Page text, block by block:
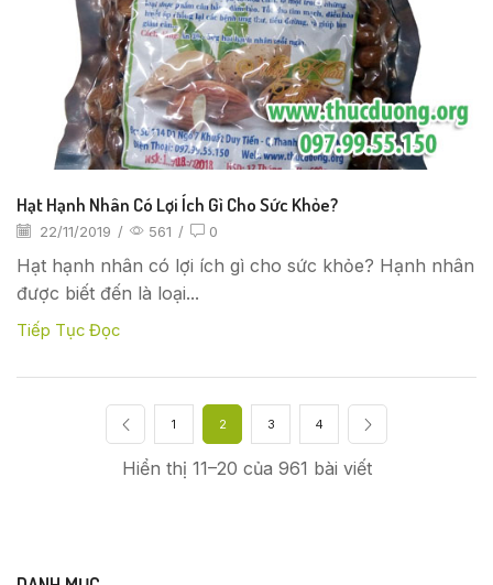
Hạt Hạnh Nhân Có Lợi Ích Gì Cho Sức Khỏe?
22/11/2019 / 561 / 0
Hạt hạnh nhân có lợi ích gì cho sức khỏe? Hạnh nhân
được biết đến là loại...
Tiếp Tục Đọc
Hiển thị 11–20 của 961 bài viết
1 2 3 4